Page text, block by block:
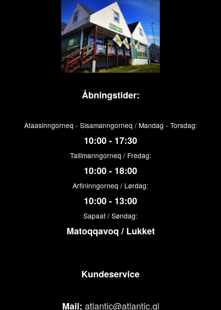
Åbningstider:
Ataasinngorneq - Sisamanngorneq / Mandag - Torsdag:
10:00 - 17:30
Tallimanngorneq / Fredag:
10:00 - 18:00
Arfininngorneq / Lørdag:
10:00 - 13:00
Sapaat / Søndag:
Matoqqavoq / Lukket
Kundeservice
Mail: atlantic@atlantic.gl